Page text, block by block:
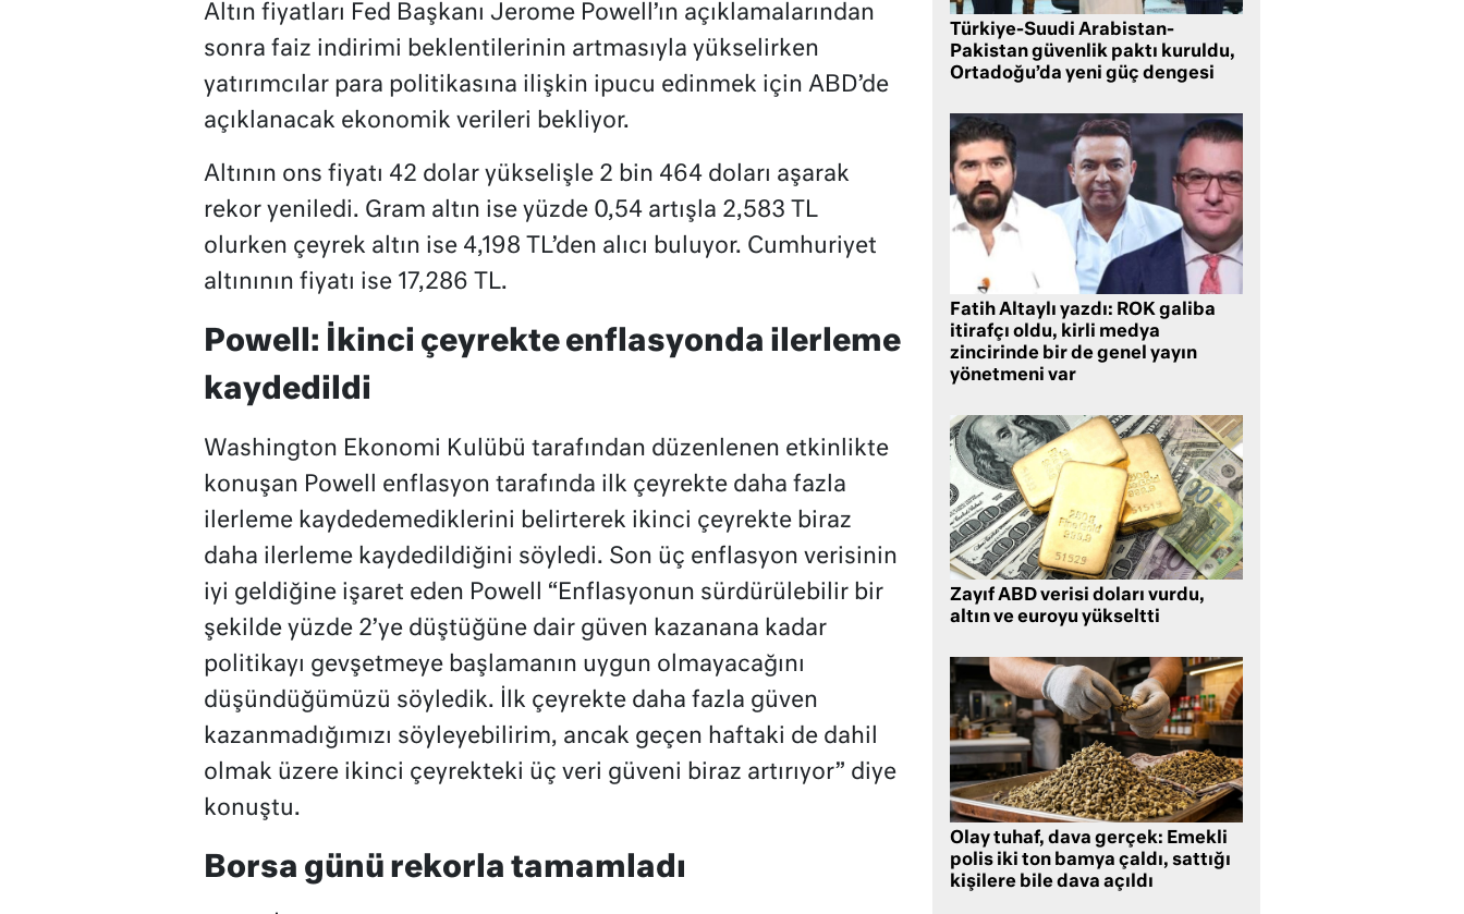
Altın fiyatları Fed Başkanı Jerome Powell’ın açıklamalarından
sonra faiz indirimi beklentilerinin artmasıyla yükselirken
yatırımcılar para politikasına ilişkin ipucu edinmek için ABD’de
açıklanacak ekonomik verileri bekliyor.
Altının ons fiyatı 42 dolar yükselişle 2 bin 464 doları aşarak
rekor yeniledi. Gram altın ise yüzde 0,54 artışla 2,583 TL
olurken çeyrek altın ise 4,198 TL’den alıcı buluyor. Cumhuriyet
altınının fiyatı ise 17,286 TL.
Powell: İkinci çeyrekte enflasyonda ilerleme
kaydedildi
Washington Ekonomi Kulübü tarafından düzenlenen etkinlikte
konuşan Powell enflasyon tarafında ilk çeyrekte daha fazla
ilerleme kaydedemediklerini belirterek ikinci çeyrekte biraz
daha ilerleme kaydedildiğini söyledi. Son üç enflasyon verisinin
iyi geldiğine işaret eden Powell “Enflasyonun sürdürülebilir bir
şekilde yüzde 2’ye düştüğüne dair güven kazanana kadar
politikayı gevşetmeye başlamanın uygun olmayacağını
düşündüğümüzü söyledik. İlk çeyrekte daha fazla güven
kazanmadığımızı söyleyebilirim, ancak geçen haftaki de dahil
olmak üzere ikinci çeyrekteki üç veri güveni biraz artırıyor” diye
konuştu.
Borsa günü rekorla tamamladı
Türkiye-Suudi Arabistan-
Pakistan güvenlik paktı kuruldu,
Ortadoğu’da yeni güç dengesi
Fatih Altaylı yazdı: ROK galiba
itirafçı oldu, kirli medya
zincirinde bir de genel yayın
yönetmeni var
Zayıf ABD verisi doları vurdu,
altın ve euroyu yükseltti
Olay tuhaf, dava gerçek: Emekli
polis iki ton bamya çaldı, sattığı
kişilere bile dava açıldı